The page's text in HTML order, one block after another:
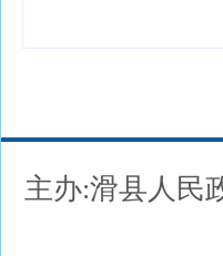
主办:滑县人民